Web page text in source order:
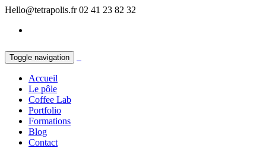
Hello@tetrapolis.fr 02 41 23 82 32
Toggle navigation
Accueil
Le pôle
Coffee Lab
Portfolio
Formations
Blog
Contact